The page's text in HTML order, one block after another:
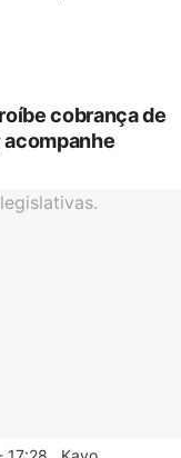
cobrança de
acompanhe